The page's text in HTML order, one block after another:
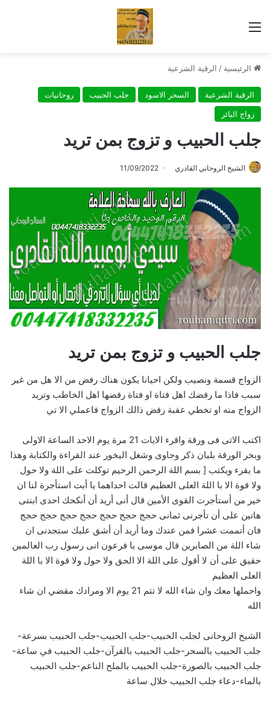
القائمة
الرئيسية / الرقية الشرعية
الرقية الشرعية السحر الاسود جلب الحبيب
روحانيات
زواج البائر
جلب الحبيب و تزوج بمن تريد
الشيخ الروحاني القادري 11/09/2022
جلب الحبيب و تزوج بمن تريد
الزواج قسمة ونصيب ولكن احيانا يكون هناك رفض من الا هل من غير
سبب فاذا ما رفضك اهل فتاة او فتاة رفضها اهل الخاطب وتريد
الزواج منه او تخطي عقبة رفض ذالك الزواج فاعملي الا تي
اكتب الاتى فى ورقة واقرء الايات 21 مرة يوم الاحد الساعة الاولى
وبخر الورقة بلبان ذكر وجاوى وشغل البخور عند القراءة والكتابة وهذا
ما يقرء ويكتب [ بسم اللة الرحمن الرحيم توكلت على اللة ولا حول
ولا قوة الا با اللة العلى العظيم قالت احداهما يا أبت استأجرة لنا ان
خير من أستأجرت القوى الأمين قال أنى أريد أن أنكحك احدى ابنتى
هاتين على أن تأجرنى ثمانى حجج حجج حجج حجج حجج حجج حجج
فان أتممت عشرا فمن عندك وما أريد أن أشق عليك ستجدنى ان
شاء اللة من الصابرين قال موسى يا فرعون انى رسول رب العالمين
حقيق على أن لا أقول على اللة الا الحق ولا حول ولا قوة الا با اللة
العلى العظيم
واحملها معك وان شاء الله لا تتم 21 يوم الا ومرادك مقضي ان شاء
الله
الشيخ الروحانى لجلب الحبيب-جلب الحبيب-جلب الحبيب بسرعة-
جلب الحبيب بالسحر-جلب الحبيب بالقرآن-جلب الحبيب في ساعة-
جلب الحبيب بالصورة-جلب الحبيب بالملح الناعم-جلب الحبيب
بالماء-دعاء جلب الحبيب خلال ساعة